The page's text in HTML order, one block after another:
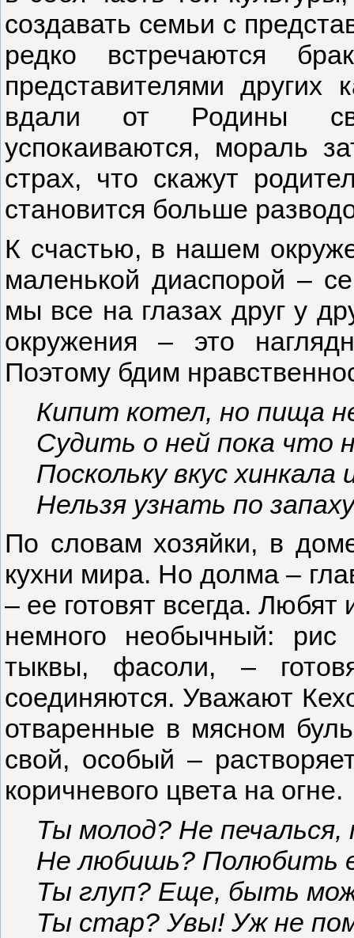
создавать семьи с
редко встречаются
представителями других
вдали от Родины
успокаиваются, мораль
страх, что скажут
становится больше
К счастью, в нашем
маленькой диаспорой –
мы все на глазах друг у
окружения – это
Поэтому бдим
Кипит котел, но пища
Судить о ней пока что
Поскольку вкус хинкала
Нельзя узнать по
По словам хозяйки, в
кухни мира. Но долма –
– ее готовят всегда.
немного необычный:
тыквы, фасоли, –
соединяются. Уважают
отваренные в мясном
свой, особый –
коричневого цвета на огне.
Ты молод? Не
Не любишь? Полюбить
Ты глуп? Еще, быть
Ты стар? Увы! Уж не